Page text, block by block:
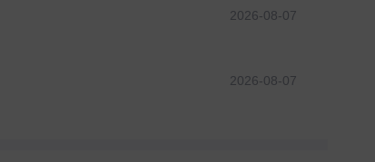
2026-08-07
2026-08-07